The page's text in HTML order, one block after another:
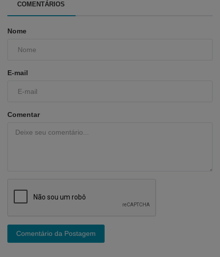
COMENTÁRIOS
Nome
E-mail
Comentar
Comentário da Postagem